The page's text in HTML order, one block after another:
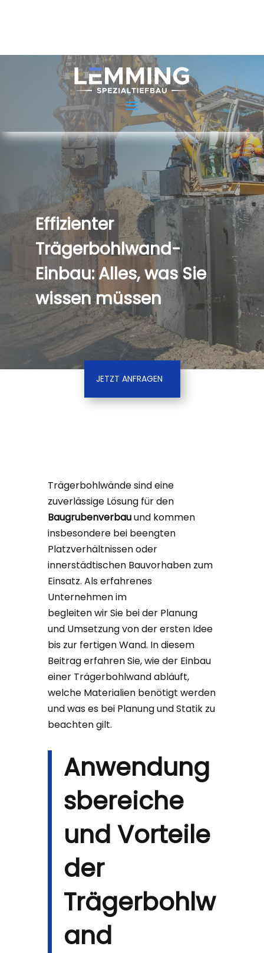
Effizienter
Trägerbohlwand-
Einbau: Alles, was Sie
wissen müssen
JETZT ANFRAGEN
Trägerbohlwände sind eine
zuverlässige Lösung für den
Baugrubenverbauund kommen
insbesondere bei beengten
Platzverhältnissen oder
innerstädtischen Bauvorhaben zum
Einsatz. Als erfahrenes
Unternehmen im
begleiten wir Sie bei der Planung
und Umsetzung von der ersten Idee
bis zur fertigen Wand. In diesem
Beitrag erfahren Sie, wie der Einbau
einer Trägerbohlwand abläuft,
welche Materialien benötigt werden
und was es bei Planung und Statik zu
beachten gilt.
Anwendung
sbereiche
und Vorteile
der
Trägerbohlw
and